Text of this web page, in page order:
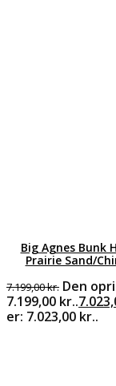
Big Agnes Bunk
Prairie Sand/
7.199,00kr. Den
7.199,00 kr..
er: 7.023,00 kr..